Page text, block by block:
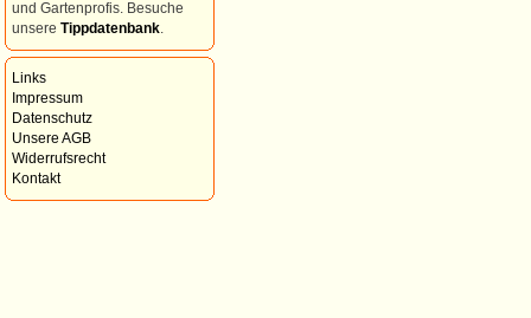
und Gartenprofis. Besuche
unsere Tippdatenbank
Links
Impressum
Datenschutz
Unsere AGB
Widerrufsrecht
Kontakt